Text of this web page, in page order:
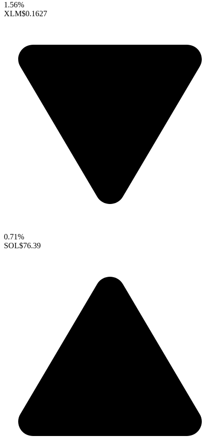
1.56%
XLM$0.1627
0.71%
SOL$76.39